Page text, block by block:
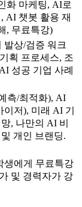
화 마케팅, AI로
AI 챗봇 활용 재
, 무료특강)
발상/검증 워크
획 프로세스, 조
성공 기업 사례
측/최적화), AI
저), 미래 AI 기
, 나만의 AI 비
개인 브랜딩.
생에게 무료특강
및 경력자가 강